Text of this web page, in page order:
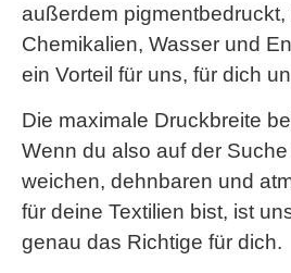
außerdem pigmentbedruckt,
Chemikalien, Wasser und
ein Vorteil für uns, für dich
Die maximale Druckbreite
Wenn du also auf der
weichen, dehnbaren und
für deine Textilien bist, ist
genau das Richtige für dich.